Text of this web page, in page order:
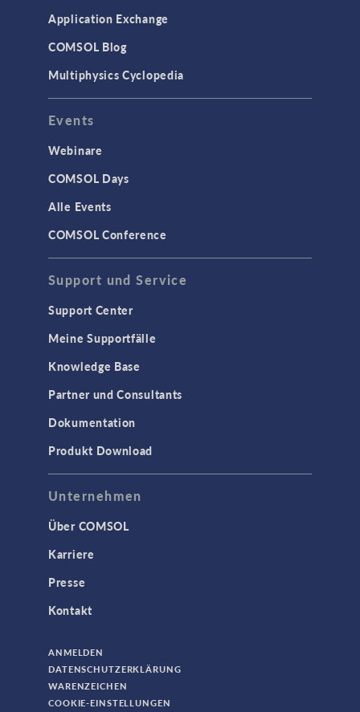
Application Exchange
COMSOL Blog
Multiphysics Cyclopedia
Events
Webinare
COMSOL Days
Alle Events
COMSOL Conference
Support und Service
Support Center
Meine Supportfälle
Knowledge Base
Partner und Consultants
Dokumentation
Produkt Download
Unternehmen
Über COMSOL
Karriere
Presse
Kontakt
ANMELDEN
DATENSCHUTZERKLÄRUNG
WARENZEICHEN
COOKIE-EINSTELLUNGEN